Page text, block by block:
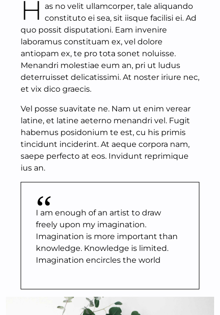
H
as no velit ullamcorper, tale aliquando
constituto ei sea, sit iisque facilisi ei. Ad
quo possit disputationi. Eam invenire
laboramus constituam ex, vel dolore
antiopam ex, te pro tota sonet noluisse.
Menandri molestiae eum an, pri ut ludus
deterruisset delicatissimi. At noster iriure nec,
et vix dico graecis.
Vel posse suavitate ne. Nam ut enim verear
latine, et latine aeterno menandri vel. Fugit
habemus posidonium te est, cu his primis
tincidunt inciderint. At aeque corpora nam,
saepe perfecto at eos. Invidunt reprimique
ius an.
I am enough of an artist to draw
freely upon my imagination.
Imagination is more important than
knowledge. Knowledge is limited.
Imagination encircles the world